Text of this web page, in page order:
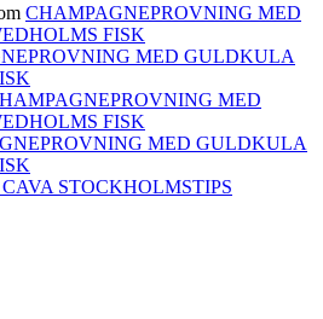
CHAMPAGNEPROVNING MED
FISK
MED GULDKULA
MED
FISK
MED GULDKULA
STOCKHOLMSTIPS